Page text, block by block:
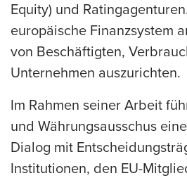
Equity) und
europäische Finanzsystem
von Beschäftigten,
Unternehmen auszurichten.
Im Rahmen seiner Arbeit
und Währungsausschus
Dialog mit
Institutionen, den EU-